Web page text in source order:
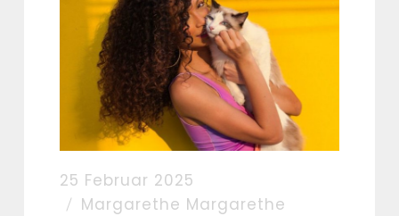
25 Februar 2025
Margarethe Margarethe